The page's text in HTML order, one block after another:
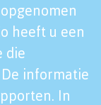
heeft u een
die
informatie
In